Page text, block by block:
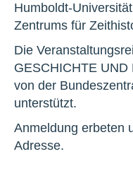
Humboldt-
Zentrums für
Die
GESCHICHTE UND
von der
unterstützt.
Anmeldung erbeten
Adresse.